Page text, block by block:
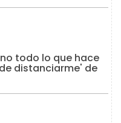
todo lo que hace
distanciarme' de